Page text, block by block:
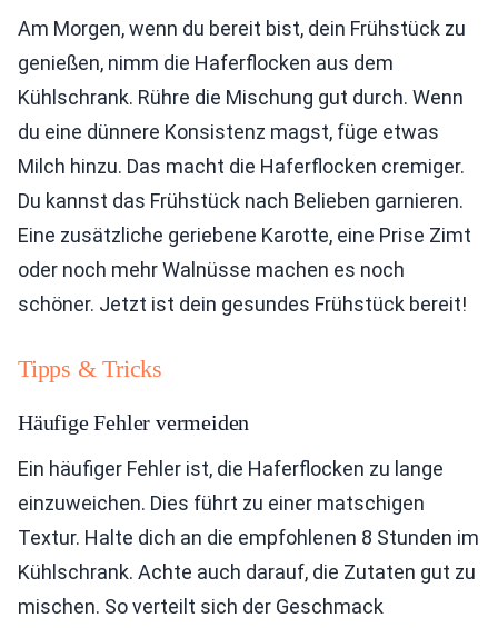
Am Morgen, wenn du bereit bist, dein Frühstück zu
genießen, nimm die Haferflocken aus dem
Kühlschrank. Rühre die Mischung gut durch. Wenn
du eine dünnere Konsistenz magst, füge etwas
Milch hinzu. Das macht die Haferflocken cremiger.
Du kannst das Frühstück nach Belieben garnieren.
Eine zusätzliche geriebene Karotte, eine Prise Zimt
oder noch mehr Walnüsse machen es noch
schöner. Jetzt ist dein gesundes Frühstück bereit!
Tipps & Tricks
Häufige Fehler vermeiden
Ein häufiger Fehler ist, die Haferflocken zu lange
einzuweichen. Dies führt zu einer matschigen
Textur. Halte dich an die empfohlenen 8 Stunden im
Kühlschrank. Achte auch darauf, die Zutaten gut zu
mischen. So verteilt sich der Geschmack